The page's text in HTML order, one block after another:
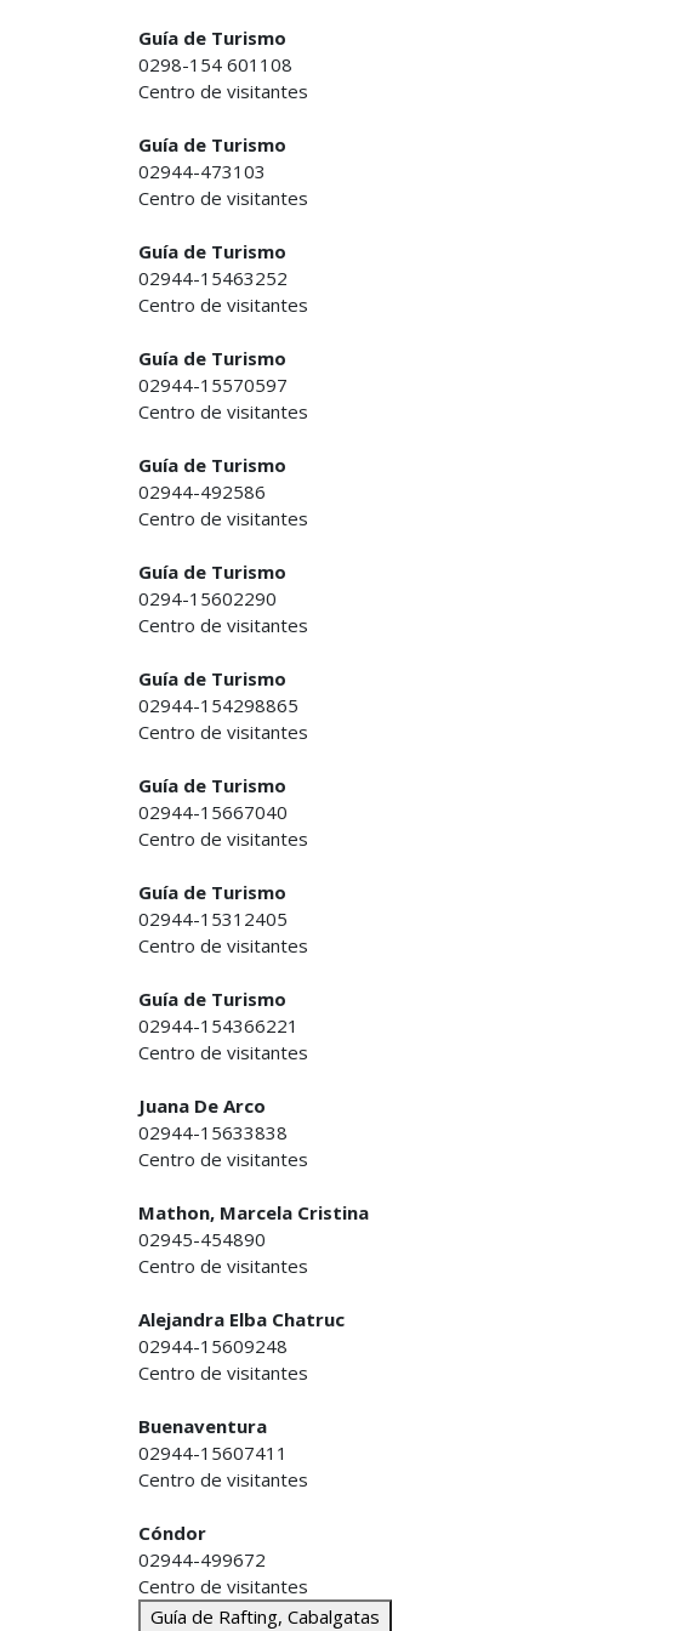
Guía de Turismo
0298-154 601108
Centro de visitantes
Guía de Turismo
02944-473103
Centro de visitantes
Guía de Turismo
02944-15463252
Centro de visitantes
Guía de Turismo
02944-15570597
Centro de visitantes
Guía de Turismo
02944-492586
Centro de visitantes
Guía de Turismo
0294-15602290
Centro de visitantes
Guía de Turismo
02944-154298865
Centro de visitantes
Guía de Turismo
02944-15667040
Centro de visitantes
Guía de Turismo
02944-15312405
Centro de visitantes
Guía de Turismo
02944-154366221
Centro de visitantes
Juana De Arco
02944-15633838
Centro de visitantes
Mathon, Marcela Cristina
02945-454890
Centro de visitantes
Alejandra Elba Chatruc
02944-15609248
Centro de visitantes
Buenaventura
02944-15607411
Centro de visitantes
Cóndor
02944-499672
Centro de visitantes
Guía de Rafting, Cabalgatas